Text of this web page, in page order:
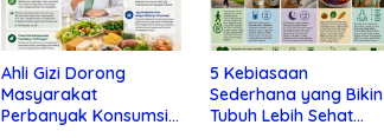
Ahli Gizi Dorong
Masyarakat
Perbanyak Konsumsi
5 Kebiasaan
Sederhana yang Bikin
Tubuh Lebih Sehat